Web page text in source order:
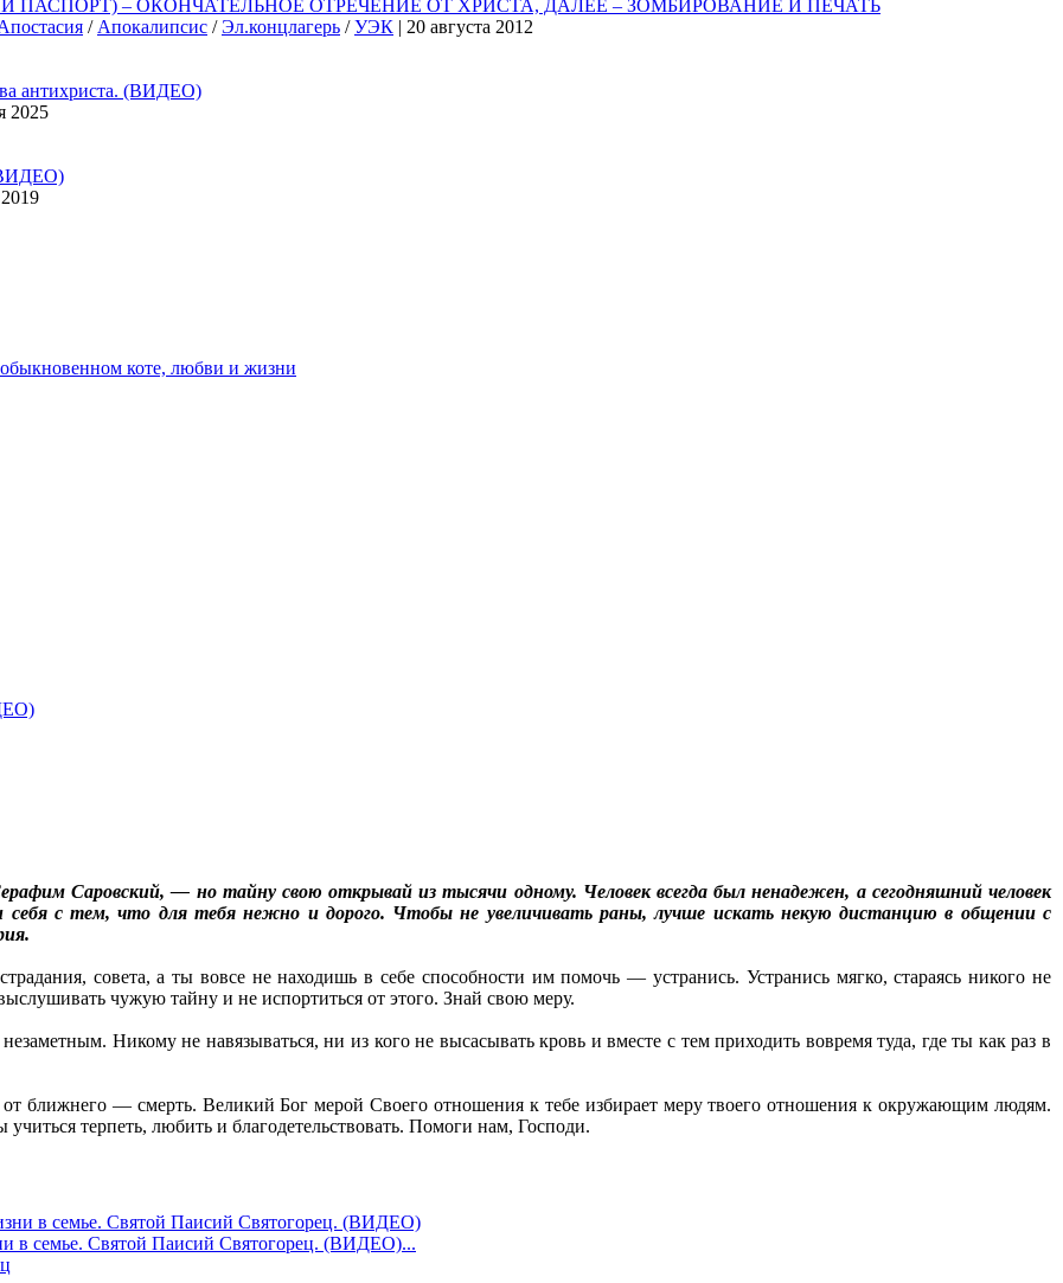
– ОКОНЧАТЕЛЬНОЕ ОТРЕЧЕНИЕ ОТ ХРИСТА, ДАЛЕЕ – ЗОМБИРОВАНИЕ И ПЕЧАТЬ
/ Апокалипсис /Эл.концлагерь /УЭК | 20 августа 2012
антихриста. (ВИДЕО)
2025
коте, любви и жизни
Саровский, — но тайну свою открывай из тысячи одному. Человек всегда был ненадежен, а сегодняшний человек
с тем, что для тебя нежно и дорого. Чтобы не увеличивать раны, лучше искать некую дистанцию в общении с
совета, а ты вовсе не находишь в себе способности им помочь — устранись. Устранись мягко, стараясь никого не
чужую тайну и не испортиться от этого. Знай свою меру.
Никому не навязываться, ни из кого не высасывать кровь и вместе с тем приходить вовремя туда, где ты как раз в
ближнего — смерть. Великий Бог мерой Своего отношения к тебе избирает меру твоего отношения к окружающим людям.
терпеть, любить и благодетельствовать. Помоги нам, Господи.
Святой Паисий Святогорец. (ВИДЕО)...